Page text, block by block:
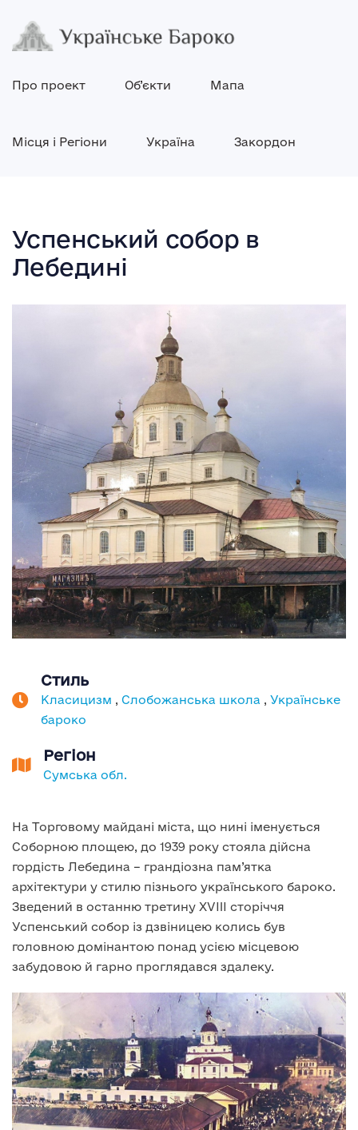
Про проект Об’єкти Мапа
Місця і Регіони Україна Закордон
Успенський собор в
Лебедині
Стиль
Класицизм , Слобожанська школа , Українське
бароко
Регіон
Сумська обл.
На Торговому майдані міста, що нині іменується
Соборною площею, до 1939 року стояла дійсна
гордість Лебедина – грандіозна пам’ятка
архітектури у стилю пізнього українського бароко.
Зведений в останню третину XVIII сторіччя
Успенський собор із дзвіницею колись був
головною домінантою понад усією місцевою
забудовою й гарно проглядався здалеку.